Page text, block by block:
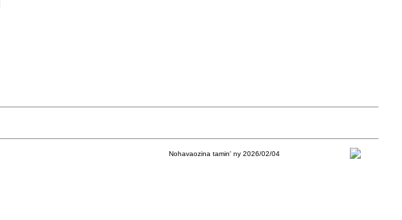
Nohavaozina tamin' ny 2026/02/04